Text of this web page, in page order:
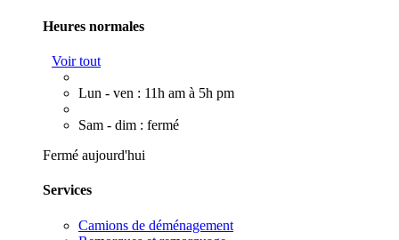
Heures normales
Voir tout
Lun - ven : 11h am à 5h pm
Sam - dim : fermé
Fermé aujourd'hui
Services
Camions de déménagement